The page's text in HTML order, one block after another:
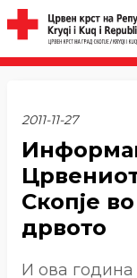
2011-11-27
Скопје
дрвото
И ова